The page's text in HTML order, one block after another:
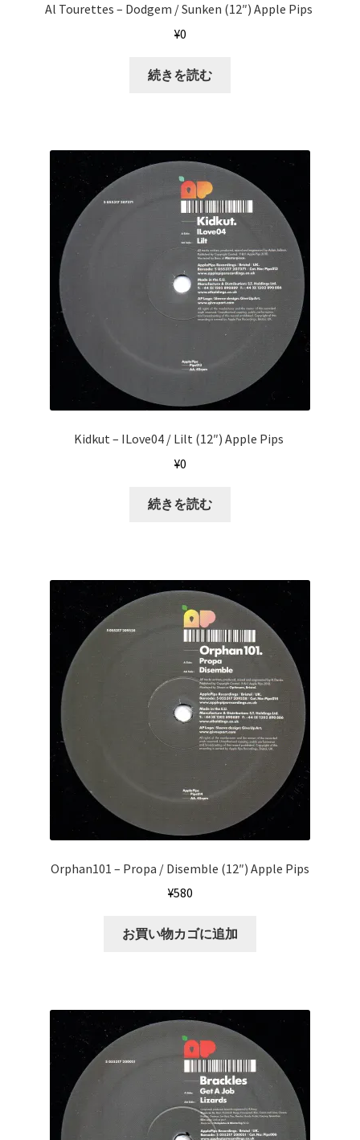
Al Tourettes ‎– Dodgem / Sunken (12″) Apple Pips ‎
¥0
続きを読む
Kidkut ‎– ILove04 / Lilt (12″) Apple Pips ‎
¥0
続きを読む
Orphan101 ‎– Propa / Disemble (12″) Apple Pips
¥580
お買い物カゴに追加